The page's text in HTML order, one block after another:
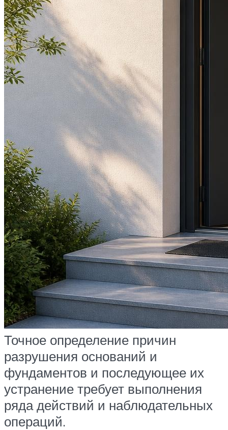
Точное определение причин
разрушения оснований и
фундаментов и последующее их
устранение требует выполнения
ряда действий и наблюдательных
операций.